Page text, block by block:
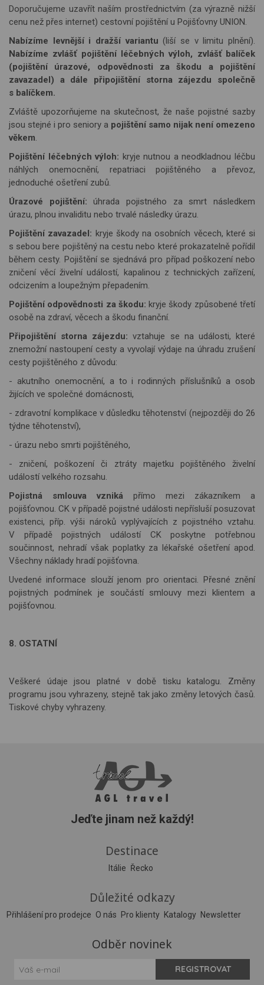
Doporučujeme uzavřít naším prostřednictvím (za výrazně nižší
cenu než přes internet) cestovní pojištění u Pojišťovny UNION.
Nabízíme levnější i dražší variantu (liší se v limitu plnění).
Nabízíme zvlášť pojištění léčebných výloh, zvlášť balíček
(pojištění úrazové, odpovědnosti za škodu a pojištění
zavazadel) a dále připojištění storna zájezdu společně
s balíčkem.
Zvláště upozorňujeme na skutečnost, že naše pojistné sazby
jsou stejné i pro seniory a pojištění samo nijak není omezeno
věkem.
Pojištění léčebných výloh: kryje nutnou a neodkladnou léčbu
náhlých onemocnění, repatriaci pojištěného a převoz,
jednoduché ošetření zubů.
Úrazové pojištění: úhrada pojistného za smrt následkem
úrazu, plnou invaliditu nebo trvalé následky úrazu.
Pojištění zavazadel: kryje škody na osobních věcech, které si
s sebou bere pojištěný na cestu nebo které prokazatelně pořídil
během cesty. Pojištění se sjednává pro případ poškození nebo
zničení věcí živelní událostí, kapalinou z technických zařízení,
odcizením a loupežným přepadením.
Pojištění odpovědnosti za škodu: kryje škody způsobené třetí
osobě na zdraví, věcech a škodu finanční.
Připojištění storna zájezdu: vztahuje se na události, které
znemožní nastoupení cesty a vyvolají výdaje na úhradu zrušení
cesty pojištěného z důvodu:
- akutního onemocnění, a to i rodinných příslušníků a osob
žijících ve společné domácnosti,
- zdravotní komplikace v důsledku těhotenství (nejpozději do 26
týdne těhotenství),
- úrazu nebo smrti pojištěného,
- zničení, poškození či ztráty majetku pojištěného živelní
událostí velkého rozsahu.
Pojistná smlouva vzniká přímo mezi zákazníkem a
pojišťovnou. CK v případě pojistné události nepřísluší posuzovat
existenci, příp. výši nároků vyplývajících z pojistného vztahu.
V případě pojistných událostí CK poskytne potřebnou
součinnost, nehradí však poplatky za lékařské ošetření apod.
Všechny náklady hradí pojišťovna.
Uvedené informace slouží jenom pro orientaci. Přesné znění
pojistných podmínek je součástí smlouvy mezi klientem a
pojišťovnou.
8. OSTATNÍ
Veškeré údaje jsou platné v době tisku katalogu. Změny
programu jsou vyhrazeny, stejně tak jako změny letových časů.
Tiskové chyby vyhrazeny.
Jeďte jinam než každý!
Destinace
Itálie Řecko
Důležité odkazy
Přihlášení pro prodejce O nás Pro klienty Katalogy Newsletter
Odběr novinek